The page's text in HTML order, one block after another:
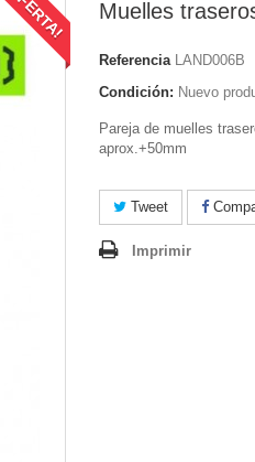
Muelles
Referencia LAND006B
Condición: Nuevo
Pareja de muelles
aprox.+50mm
Tweet
Imprimir